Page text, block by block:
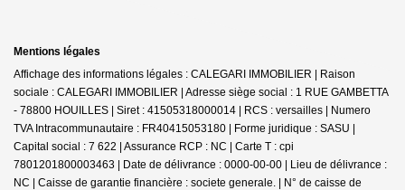
Mentions légales
Affichage des informations légales : CALEGARI IMMOBILIER | Raison
sociale : CALEGARI IMMOBILIER | Adresse siège social : 1 RUE GAMBETTA
- 78800 HOUILLES | Siret : 41505318000014 | RCS : versailles | Numero
TVA Intracommunautaire : FR40415053180 | Forme juridique : SASU |
Capital social : 7 622 | Assurance RCP : NC | Carte T : cpi
7801201800003463 | Date de délivrance : 0000-00-00 | Lieu de délivrance :
NC | Caisse de garantie financière : societe generale. | N° de caisse de